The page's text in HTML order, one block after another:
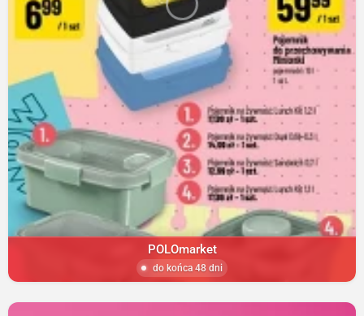
POLOmarket
do końca 48 dni